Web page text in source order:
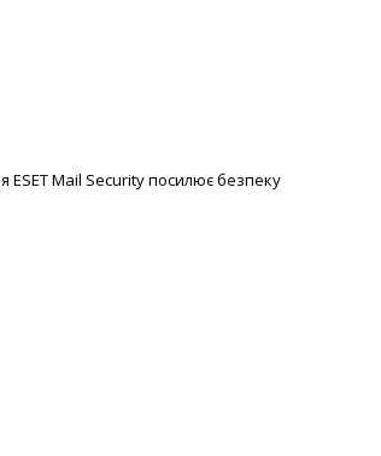
ESET Mail Security посилює безпеку